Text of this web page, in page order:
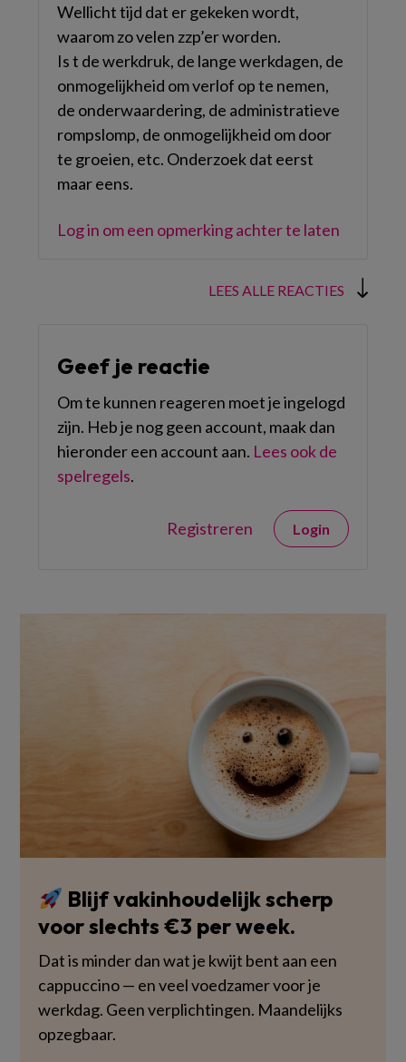
Wellicht tijd dat er gekeken wordt,
waarom zo velen zzp’er worden.
Is t de werkdruk, de lange werkdagen, de
onmogelijkheid om verlof op te nemen,
de onderwaardering, de administratieve
rompslomp, de onmogelijkheid om door
te groeien, etc. Onderzoek dat eerst
maar eens.
Log in om een opmerking achter te laten
LEES ALLE REACTIES
Geef je reactie
Om te kunnen reageren moet je ingelogd
zijn. Heb je nog geen account, maak dan
hieronder een account aan. Lees ook de
spelregels.
Registreren Login
Blijf vakinhoudelijk scherp
voor slechts €3 per week.
Dat is minder dan wat je kwijt bent aan een
cappuccino — en veel voedzamer voor je
werkdag. Geen verplichtingen. Maandelijks
opzegbaar.